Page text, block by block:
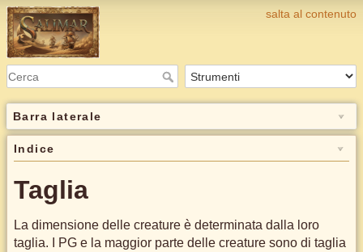
salta al contenuto
Barra laterale
Indice
Taglia
La dimensione delle creature è determinata dalla loro
taglia. I PG e la maggior parte delle creature sono di taglia